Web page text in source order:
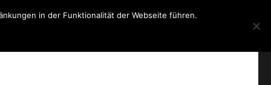
in der Funktionalität der Webseite führen.